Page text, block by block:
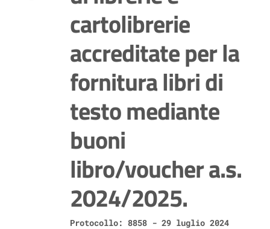
cartolibrerie
accreditate per la
fornitura libri di
testo mediante
buoni
libro/voucher a.s.
2024/2025.
Protocollo: 8858 - 29 luglio 2024